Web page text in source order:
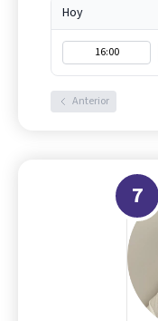
Hoy
16:00
Anterior
7